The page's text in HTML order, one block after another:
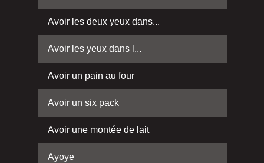
Avoir les deux yeux dans...
Avoir les yeux dans l...
Avoir un pain au four
Avoir un six pack
Avoir une montée de lait
Ayoye